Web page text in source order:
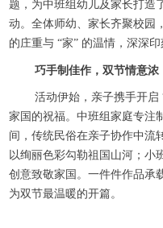
题，为中班组幼儿及家长打造
动。全体师幼、家长齐聚校园
的庄重与 “家” 的温情，深深
巧手制佳作，双节情意浓
活动伊始，亲子携手开启
家国的祝福。中班组家庭专注
间，传统民俗在亲子协作中流
以绚丽色彩勾勒祖国山河；小
创意致敬家国。一件件作品承
为双节最温暖的开篇。